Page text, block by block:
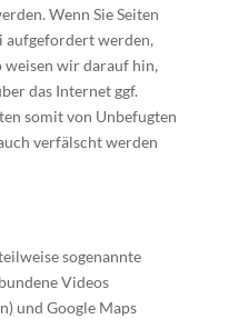
Wenn Sie Seiten
aufgefordert werden,
weisen wir darauf hin,
das Internet ggf.
somit von Unbefugten
verfälscht werden
sogenannte
Videos
und Google Maps